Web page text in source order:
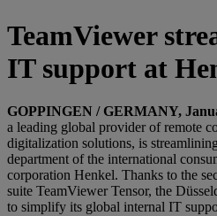
TeamViewer
IT support at
GOPPINGEN / GERMANY,
a leading global provider of remote
digitalization solutions, is
department of the international
corporation Henkel. Thanks to the
suite TeamViewer Tensor, the
to simplify its global internal IT